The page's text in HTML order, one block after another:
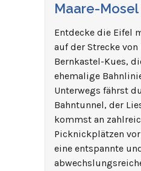
Maare-
Entdecke die Eifel
auf der Strecke von
Bernkastel-Kues,
ehemalige
Unterwegs fährst
Bahntunnel, der
kommst an
Picknickplätzen
eine entspannte